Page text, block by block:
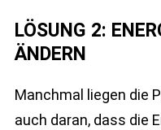
LÖSUNG 2:
ÄNDERN
Manchmal liegen die
auch daran, dass die